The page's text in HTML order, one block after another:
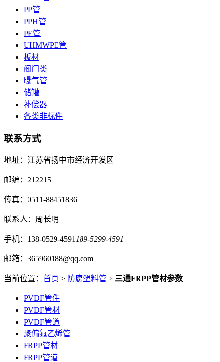
PP管
PPH管
PE管
UHMWPE管
板材
阀门类
曝气管
储罐
补偿器
各类非标件
联系方式
地址：江苏省扬中市经济开发区
邮编：212215
传真：0511-88451836
联系人：周长明
手机：138-0529-4591 189-5299-4591
邮箱：365960188@qq.com
当前位置： 首页 > 防腐塑料管 > 三通FRPP管材参数
PVDF管件
PVDF管材
PVDF管道
聚偏氟乙烯管
FRPP管材
FRPP管道